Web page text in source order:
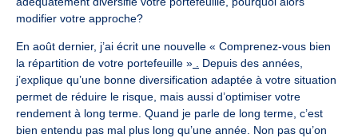
modifier votre approche?
En août dernier, j’ai écrit une nouvelle « Comprenez-vous bien
la répartition de votre portefeuille » . Depuis des années,
j’explique qu’une bonne diversification adaptée à votre situation
permet de réduire le risque, mais aussi d’optimiser votre
rendement à long terme. Quand je parle de long terme, c’est
bien entendu pas mal plus long qu’une année. Non pas qu’on